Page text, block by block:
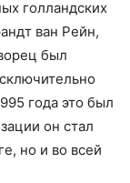
голландских
ван Рейн,
был
года это был
он стал
но и во всей